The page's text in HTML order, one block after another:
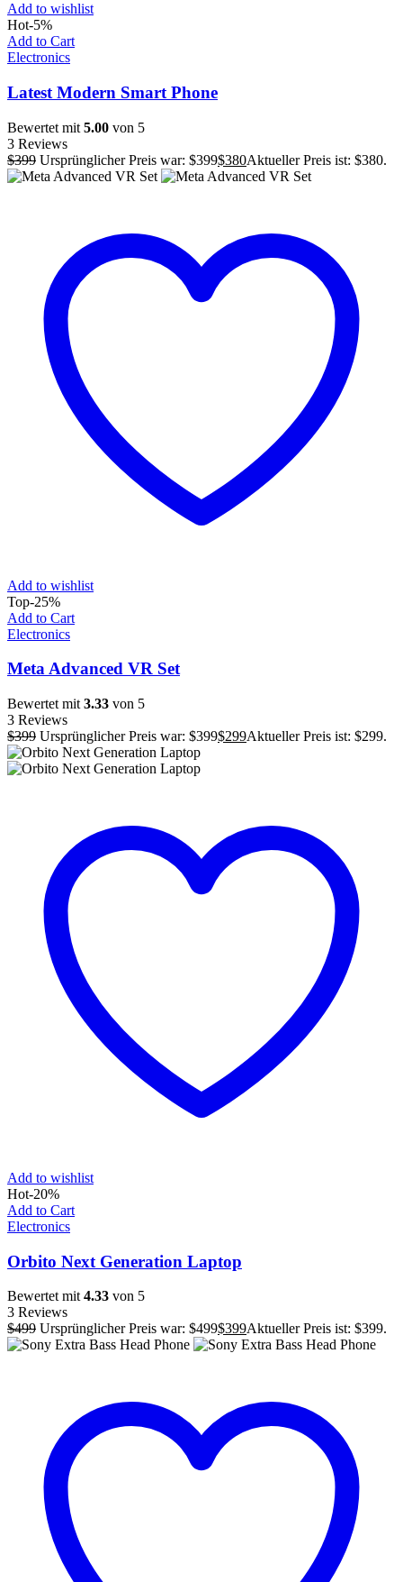
Add to wishlist
Hot-5%
Add to Cart
Electronics
Latest Modern Smart Phone
Bewertet mit 5.00 von 5
3 Reviews
$399 Ursprünglicher Preis war: $399$380Aktueller Preis ist: $380.
Add to wishlist
Top-25%
Add to Cart
Electronics
Meta Advanced VR Set
Bewertet mit 3.33 von 5
3 Reviews
$399 Ursprünglicher Preis war: $399$299Aktueller Preis ist: $299.
Add to wishlist
Hot-20%
Add to Cart
Electronics
Orbito Next Generation Laptop
Bewertet mit 4.33 von 5
3 Reviews
$499 Ursprünglicher Preis war: $499$399Aktueller Preis ist: $399.